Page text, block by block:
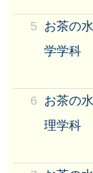
5 お茶の
学学科
6 お茶の
理学科